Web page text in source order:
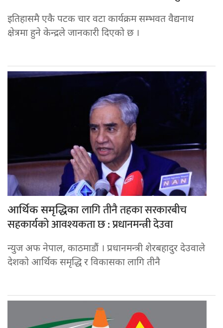
इतिहासमै एकै पटक चार वटा कार्यक्रम सम्भवत वैद्यनाथ
क्षेत्रमा हुने केन्द्रले जानकारी दिएको छ ।
आर्थिक समृद्धिकालागि तीनै तहका सरकारबीच
सहकार्यको आवश्यकता छ : प्रधानमन्त्री देउवा
न्युज अफ नेपाल, काठमाडौं । प्रधानमन्त्री शेरबहादुर देउवाले
देशको आर्थिक समृद्धि र विकासका लागि तीनै